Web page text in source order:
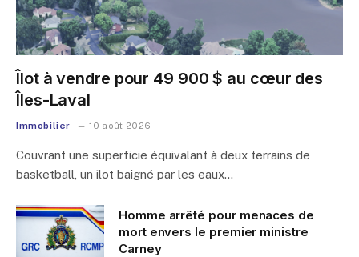
Îlot à vendre pour 49 900 $ au cœur des
Îles-Laval
Immobilier 10 août 2026
Couvrant une superficie équivalant à deux terrains de
basketball, un îlot baigné par les eaux…
Homme arrêté pour menaces de
mort envers le premier ministre
Carney